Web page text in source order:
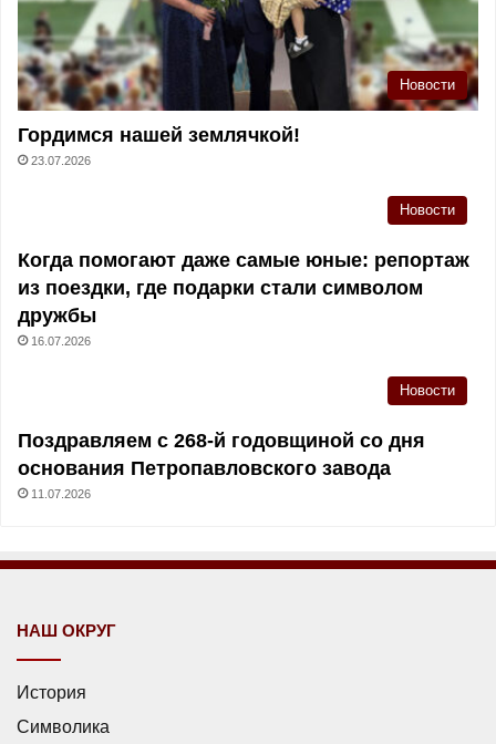
Новости
Гордимся нашей землячкой!
23.07.2026
Новости
Когда помогают даже самые юные: репортаж
из поездки, где подарки стали символом
дружбы
16.07.2026
Новости
Поздравляем с 268-й годовщиной со дня
основания Петропавловского завода
11.07.2026
НАШ ОКРУГ
История
Символика